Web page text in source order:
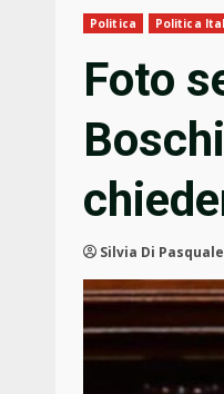
Politica Politica
Foto
Silvia Di Pasquale